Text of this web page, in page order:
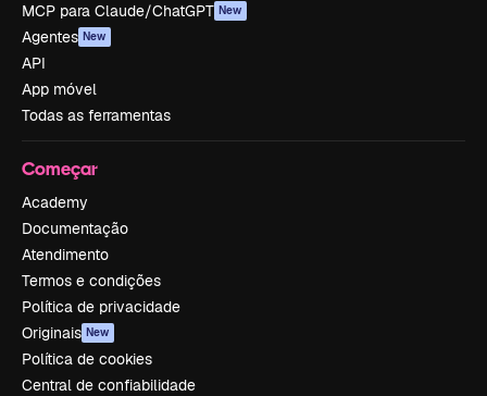
MCP para Claude/ChatGPT New
Agentes New
API
App móvel
Todas as ferramentas
Começar
Academy
Documentação
Atendimento
Termos e condições
Política de privacidade
Originais New
Política de cookies
Central de confiabilidade